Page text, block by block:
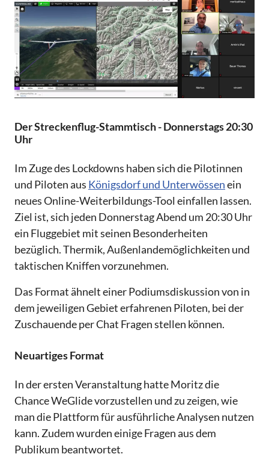
Der Streckenflug-Stammtisch - Donnerstags 20:30
Uhr
Im Zuge des Lockdowns haben sich die Pilotinnen
und Piloten aus Königsdorf und Unterwössenein
neues Online-Weiterbildungs-Tool einfallen lassen.
Ziel ist, sich jeden Donnerstag Abend um 20:30 Uhr
ein Fluggebiet mit seinen Besonderheiten
bezüglich. Thermik, Außenlandemöglichkeiten und
taktischen Kniffen vorzunehmen.
Das Format ähnelt einer Podiumsdiskussion von in
dem jeweiligen Gebiet erfahrenen Piloten, bei der
Zuschauende per Chat Fragen stellen können.
Neuartiges Format
In der ersten Veranstaltung hatte Moritz die
Chance WeGlide vorzustellen und zu zeigen, wie
man die Plattform für ausführliche Analysen nutzen
kann. Zudem wurden einige Fragen aus dem
Publikum beantwortet.